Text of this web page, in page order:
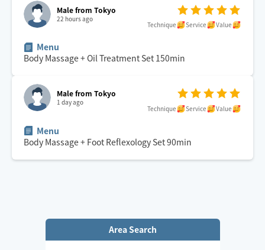
Male from Tokyo
22 hours ago
Technique Service Value
Menu
Body Massage + Oil Treatment Set 150min
Male from Tokyo
1 day ago
Technique Service Value
Menu
Body Massage + Foot Reflexology Set90min
Area Search